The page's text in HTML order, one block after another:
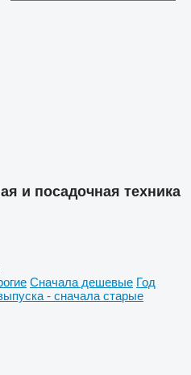
и посадочная техника
Сначала дешевые Год
- сначала старые